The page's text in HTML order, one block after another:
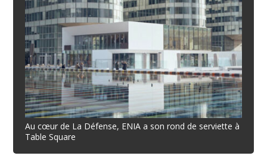
Au cœur de La Défense, ENIA a son rond de serviette à
Table Square